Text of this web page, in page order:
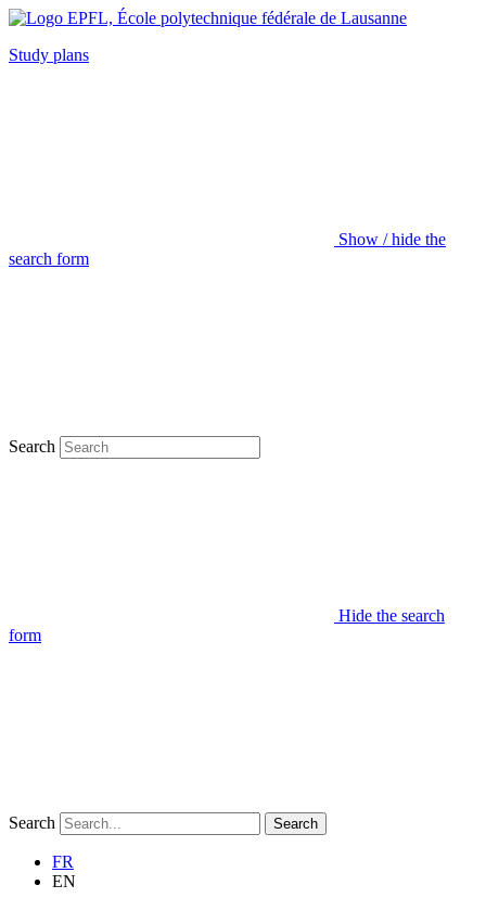
Study plans
Show / hide the
search form
Search
Hide the search
form
Search Search
FR
EN